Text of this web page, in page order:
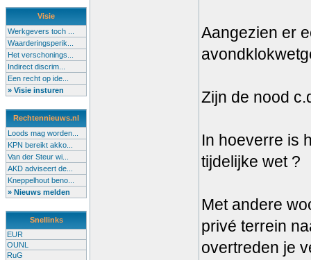
Visie
Werkgevers toch ...
Waarderingsperik...
Het verschonings...
Indirect discrim...
Een recht op ide...
» Visie insturen
Rechtennieuws.nl
Loods mag worden...
KPN bereikt akko...
Van der Steur wi...
AKD adviseert de...
Kneppelhout beno...
» Nieuws melden
Snellinks
EUR
OUNL
RuG
Aangezien er
Zijn de nood
In hoeverre is
tijdelijke wet ?
Met andere
privé terrein
overtreden je